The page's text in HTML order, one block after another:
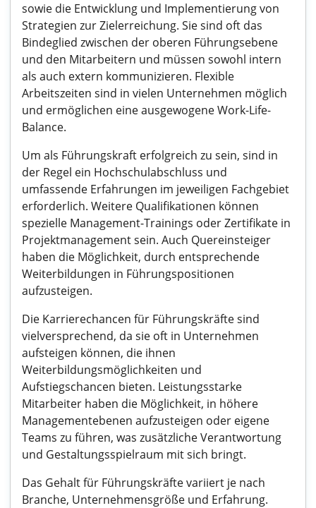
sowie die Entwicklung und Implementierung von
Strategien zur Zielerreichung. Sie sind oft das
Bindeglied zwischen der oberen Führungsebene
und den Mitarbeitern und müssen sowohl intern
als auch extern kommunizieren. Flexible
Arbeitszeiten sind in vielen Unternehmen möglich
und ermöglichen eine ausgewogene Work-Life-
Balance.
Um als Führungskraft erfolgreich zu sein, sind in
der Regel ein Hochschulabschluss und
umfassende Erfahrungen im jeweiligen Fachgebiet
erforderlich. Weitere Qualifikationen können
spezielle Management-Trainings oder Zertifikate in
Projektmanagement sein. Auch Quereinsteiger
haben die Möglichkeit, durch entsprechende
Weiterbildungen in Führungspositionen
aufzusteigen.
Die Karrierechancen für Führungskräfte sind
vielversprechend, da sie oft in Unternehmen
aufsteigen können, die ihnen
Weiterbildungsmöglichkeiten und
Aufstiegschancen bieten. Leistungsstarke
Mitarbeiter haben die Möglichkeit, in höhere
Managementebenen aufzusteigen oder eigene
Teams zu führen, was zusätzliche Verantwortung
und Gestaltungsspielraum mit sich bringt.
Das Gehalt für Führungskräfte variiert je nach
Branche, Unternehmensgröße und Erfahrung.